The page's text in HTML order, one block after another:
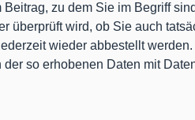
zu dem Sie im Begriff
wird, ob Sie auch
wieder abbestellt
so erhobenen Daten mit